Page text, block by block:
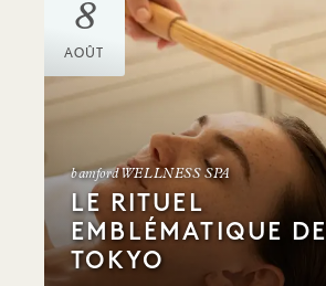
8
AOÛT
bamford WELLNESS SPA
LE RITUEL
EMBLÉMATIQUE DE
TOKYO